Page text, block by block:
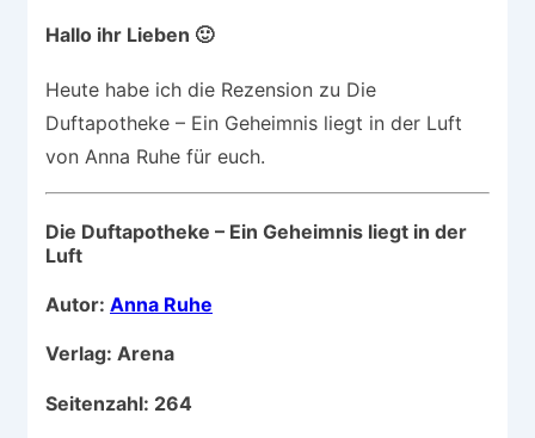
Hallo ihr Lieben 🙂
Heute habe ich die Rezension zu Die
Duftapotheke – Ein Geheimnis liegt in der Luft
von Anna Ruhe für euch.
Die Duftapotheke – Ein Geheimnis liegt in der
Luft
Autor: Anna Ruhe
Verlag: Arena
Seitenzahl: 264